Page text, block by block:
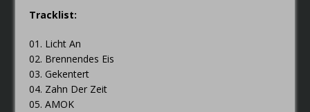
Tracklist:
01. Licht An
02. Brennendes Eis
03. Gekentert
04. Zahn Der Zeit
05. AMOK